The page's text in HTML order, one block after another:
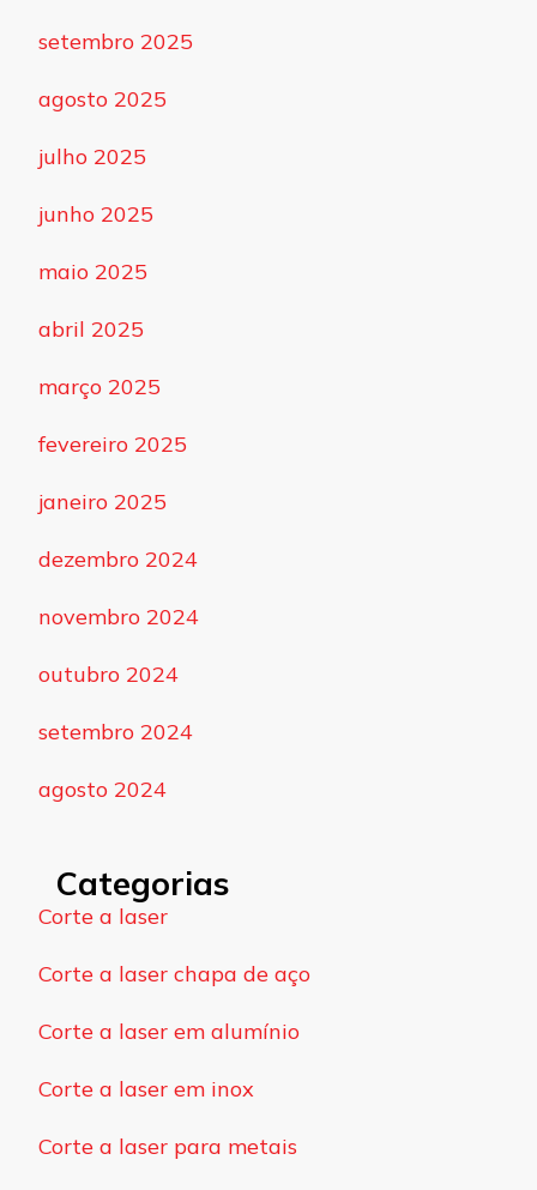
setembro 2025
agosto 2025
julho 2025
junho 2025
maio 2025
abril 2025
março 2025
fevereiro 2025
janeiro 2025
dezembro 2024
novembro 2024
outubro 2024
setembro 2024
agosto 2024
Categorias
Corte a laser
Corte a laser chapa de aço
Corte a laser em alumínio
Corte a laser em inox
Corte a laser para metais